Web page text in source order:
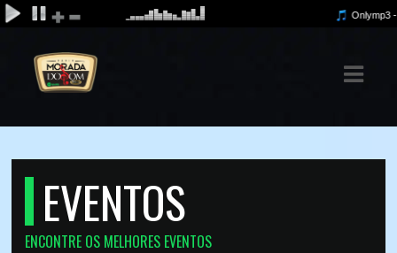
EVENTOS
ENCONTRE OS MELHORES EVENTOS